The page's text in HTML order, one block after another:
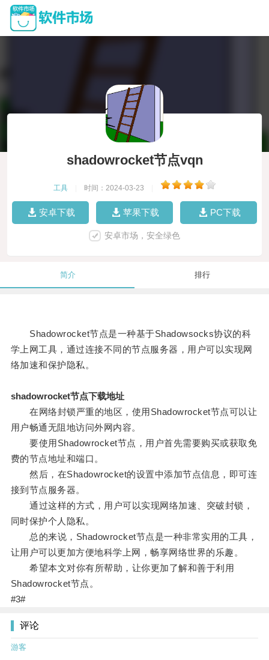
shadowrocket节点vqn
工具 时间：2024-03-23
安卓下载 苹果下载 PC下载
安卓市场，安全绿色
简介 排行
Shadowrocket节点是一种基于Shadowsocks协议的科
学上网工具，通过连接不同的节点服务器，用户可以实现网
络加速和保护隐私。
shadowrocket节点下载地址
在网络封锁严重的地区，使用Shadowrocket节点可以让
用户畅通无阻地访问外网内容。
要使用Shadowrocket节点，用户首先需要购买或获取免
费的节点地址和端口。
然后，在Shadowrocket的设置中添加节点信息，即可连
接到节点服务器。
通过这样的方式，用户可以实现网络加速、突破封锁，
同时保护个人隐私。
总的来说，Shadowrocket节点是一种非常实用的工具，
让用户可以更加方便地科学上网，畅享网络世界的乐趣。
希望本文对你有所帮助，让你更加了解和善于利用
Shadowrocket节点。
#3#
评论
游客